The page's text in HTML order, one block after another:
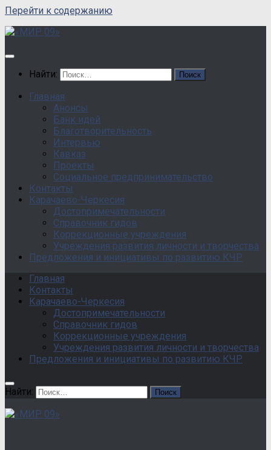
Перейти к содержанию
Найти:
Главная
Анонсы
Банк идей
Благотворительность
Интервью
Кавказ
Проекты
Социальное предпринимательство
Контакты
Карачаево-Черкесия
Достопримечательности
Справочник гидов
Коррекционные учреждения
Учреждения развития личности и творчества
Предложения и инициативы по развитию КЧР
Главная
Контакты
Карачаево-Черкесия
Достопримечательности
Справочник гидов
Коррекционные учреждения
Учреждения развития личности и творчества
Предложения и инициативы по развитию КЧР
Найти: